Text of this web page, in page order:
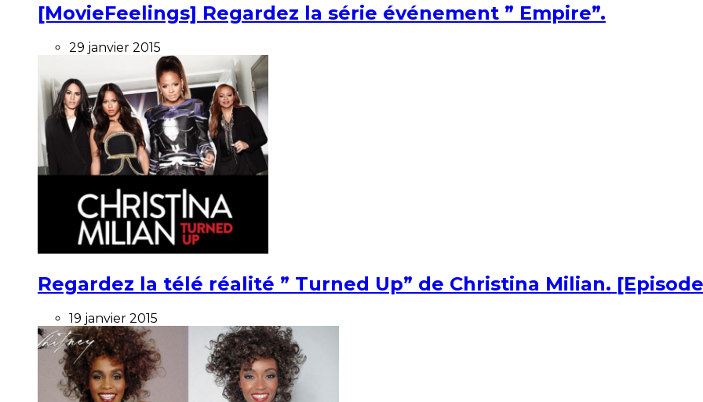
[MovieFeelings] Regardez la série événement ” Empire”.
29 janvier 2015
Regardez la télé réalité ” Turned Up” de Christina Milian.
19 janvier 2015